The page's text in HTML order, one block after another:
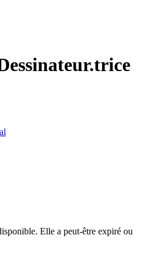
Elle a peut-être expiré ou